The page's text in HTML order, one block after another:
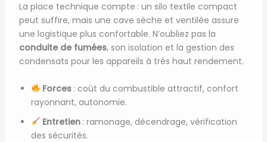
La place technique compte : un silo textile compact
peut suffire, mais une cave sèche et ventilée assure
une logistique plus confortable. N’oubliez pas la
conduite de fumées, son isolation et la gestion des
condensats pour les appareils à très haut rendement.
Forces : coût du combustible attractif, confort
rayonnant, autonomie.
Entretien : ramonage, décendrage, vérification
des sécurités.